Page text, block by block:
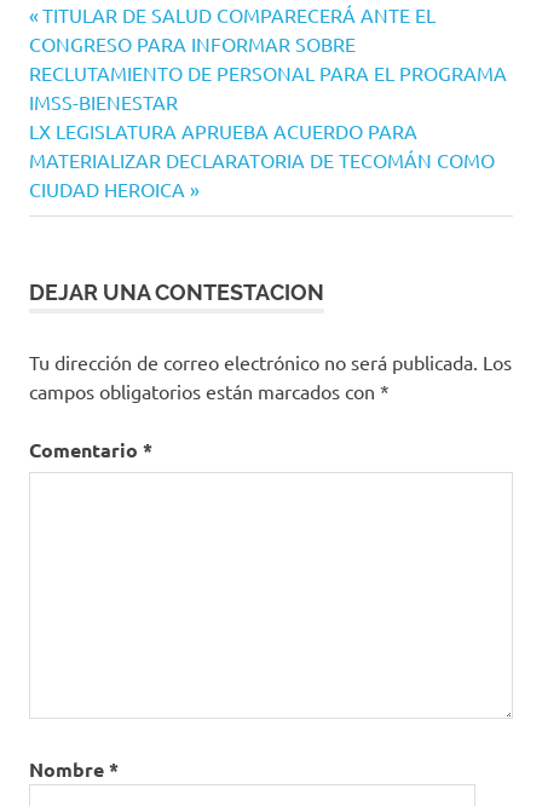
Navegación
de
entradas
Entrada
anterior:
TITULAR DE SALUD COMPARECERÁ ANTE EL
CONGRESO PARA INFORMAR SOBRE
RECLUTAMIENTO DE PERSONAL PARA EL PROGRAMA
IMSS-BIENESTAR
Siguiente
entrada:
LX LEGISLATURA APRUEBA ACUERDO PARA
MATERIALIZAR DECLARATORIA DE TECOMÁN COMO
CIUDAD HEROICA
DEJAR UNA CONTESTACION
Tu dirección de correo electrónico no será publicada. Los
campos obligatorios están marcados con *
Comentario *
Nombre*